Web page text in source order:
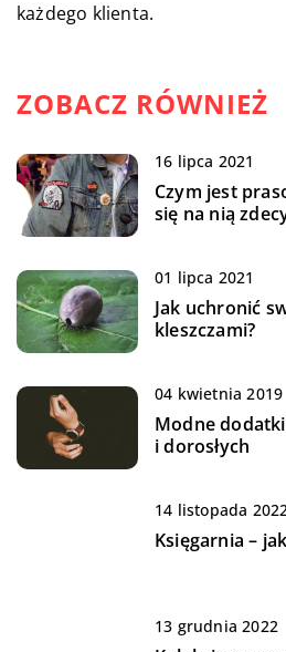
każdego klienta.
ZOBACZ RÓWNIEŻ
16 lipca 2021
Czym jest
się na nią
01 lipca 2021
Jak uchronić
kleszczami?
04 kwietnia 2019
Modne
i dorosłych
14 listopada
Księgarnia –
13 grudnia 2022